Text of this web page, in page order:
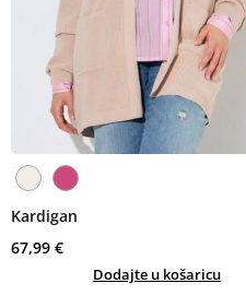
Kardigan
67,99 €
Dodajte u košaricu